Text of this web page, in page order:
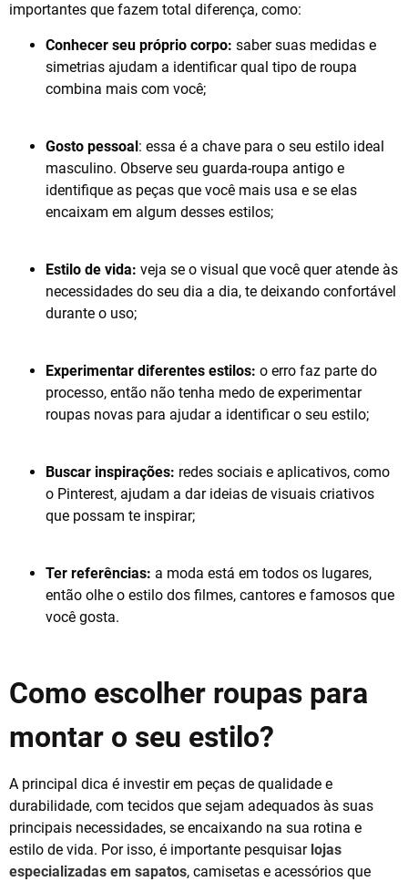
importantes que fazem total diferença, como:
Conhecer seu próprio corpo: saber suas medidas e
simetrias ajudam a identificar qual tipo de roupa
combina mais com você;
Gosto pessoal: essa é a chave para o seu estilo ideal
masculino. Observe seu guarda-roupa antigo e
identifique as peças que você mais usa e se elas
encaixam em algum desses estilos;
Estilo de vida: veja se o visual que você quer atende às
necessidades do seu dia a dia, te deixando confortável
durante o uso;
Experimentar diferentes estilos: o erro faz parte do
processo, então não tenha medo de experimentar
roupas novas para ajudar a identificar o seu estilo;
Buscar inspirações: redes sociais e aplicativos, como
o Pinterest, ajudam a dar ideias de visuais criativos
que possam te inspirar;
Ter referências: a moda está em todos os lugares,
então olhe o estilo dos filmes, cantores e famosos que
você gosta.
Como escolher roupas para
montar o seu estilo?
A principal dica é investir em peças de qualidade e
durabilidade, com tecidos que sejam adequados às suas
principais necessidades, se encaixando na sua rotina e
estilo de vida. Por isso, é importante pesquisar lojas
especializadas em sapatos, camisetas e acessórios que